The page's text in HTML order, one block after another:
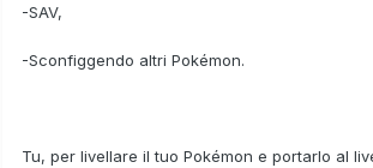
-SAV,
-Sconfiggendo altri Pokémon.
Tu, per livellare il tuo Pokémon e portarlo al